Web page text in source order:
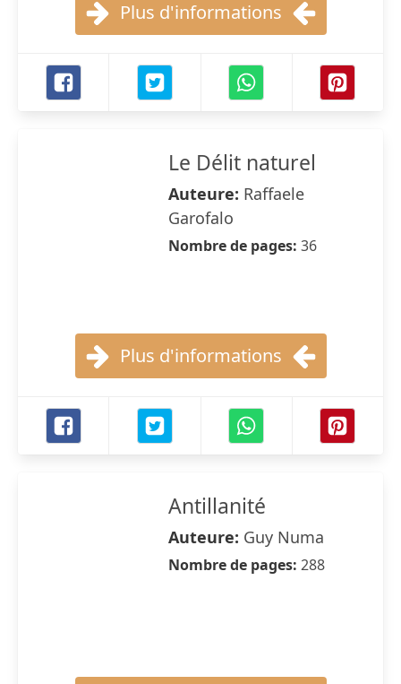
Plus d'informations
Le Délit naturel
Auteure: Raffaele
Garofalo
Nombre de pages: 36
Plus d'informations
Antillanité
Auteure: Guy Numa
Nombre de pages: 288